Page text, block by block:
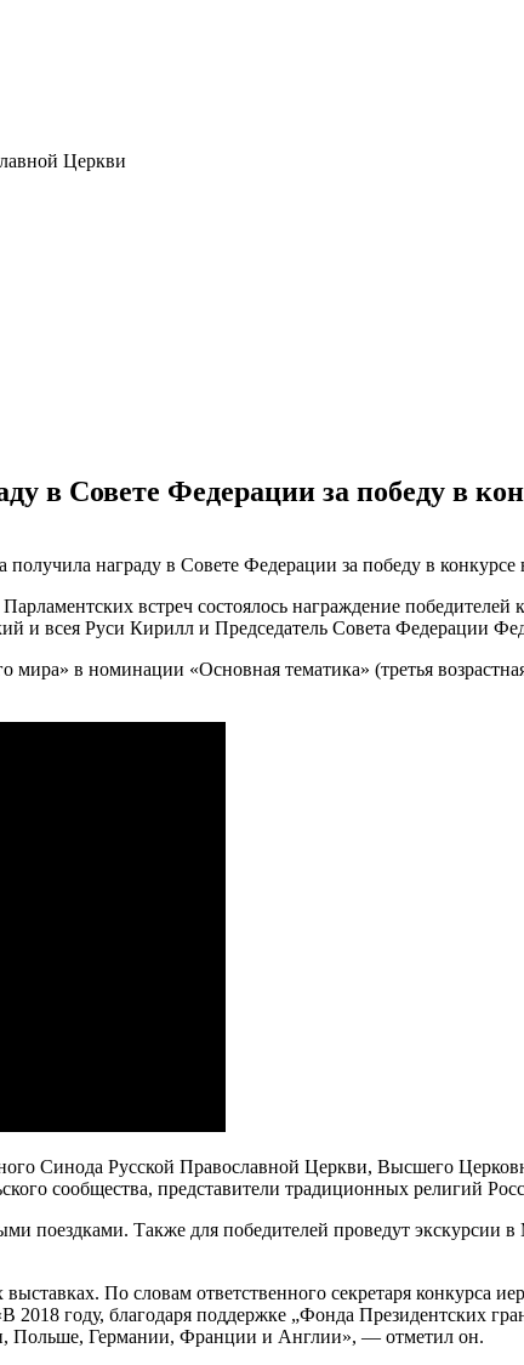
Церкви
в Совете Федерации за победу в
встреч состоялось награждение
и всея Руси Кирилл и Председатель Совета Федерации
в номинации «Основная тематика» (третья
Синода Русской Православной Церкви, Высшего
сообщества, представители традиционных религий
поездками. Также для победителей проведут экскурсии
По словам ответственного секретаря конкурса
2018 году, благодаря поддержке „Фонда
Польше, Германии, Франции и Англии», — отметил он.